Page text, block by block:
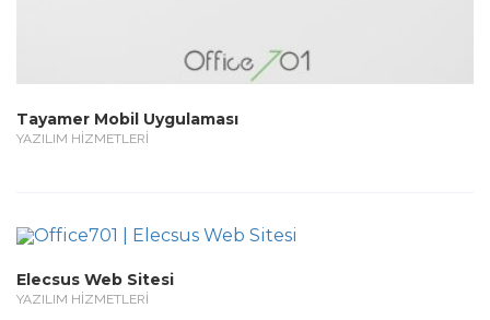
Tayamer Mobil Uygulaması
YAZILIM HİZMETLERİ
Elecsus Web Sitesi
YAZILIM HİZMETLERİ